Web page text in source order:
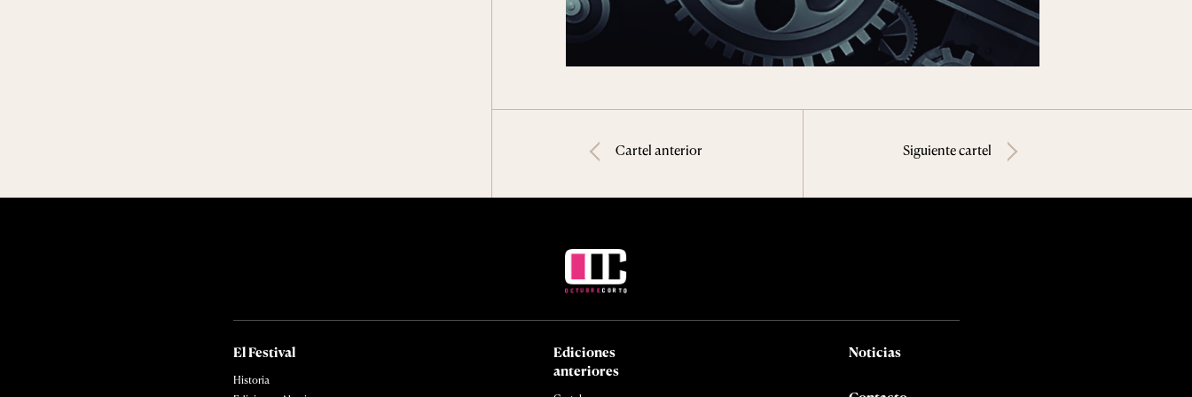
Cartel anterior Siguiente cartel
El Festival
Historia
Ediciones
anteriores
Noticias